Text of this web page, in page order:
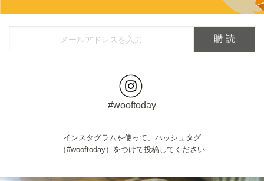
#wooftoday
インスタグラムを使って、ハッシュタグ
（#wooftoday）をつけて投稿してください